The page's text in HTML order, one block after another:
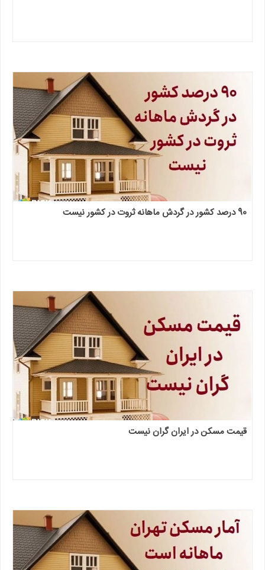
90 درصد کشور در گردش ماهانه ثروت در کشور نیست
قیمت مسکن در ایران گران نیست